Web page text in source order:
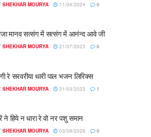
SHEKHAR MOURYA 11/04/2024 0
मानव सत्संग में सत्संग में आनंन्द आवे जी
SHEKHAR MOURYA 21/07/2023 0
रे सरवरीया थारी पाल भजन लिरिक्स
SHEKHAR MOURYA 31/03/2023 1
ने हिये न धारा रे वो नर पशु समान
SHEKHAR MOURYA 03/08/2026 0